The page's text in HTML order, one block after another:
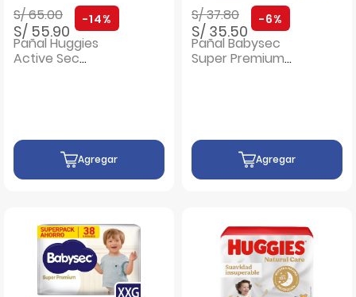
Precio rebajado de
S/ 65.00a
S/ 55.90
-14%
Pañal Huggies
Active Sec
Agregar
Precio rebajado de
S/ 37.80a
S/ 35.50
-6%
Pañal Babysec
Super Premium
Agregar